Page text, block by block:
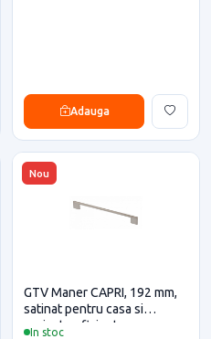
Adauga
Nou
In stoc
GTV Maner CAPRI, 192 mm,
satinat pentru casa si
proiecte eficiente